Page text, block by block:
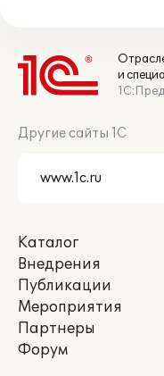
и
Другие сайты 1С
Каталог
Внедрения
Публикации
Мероприятия
Партнеры
Форум